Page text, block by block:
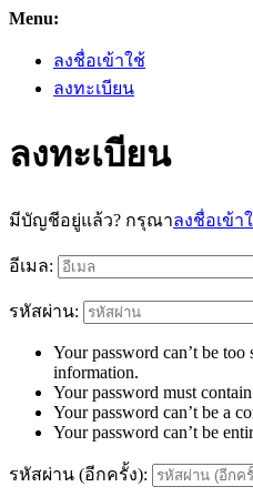
Menu:
ลงชื่อเข้าใช้
ลงทะเบียน
ลงทะเบียน
มีบัญชีอยู่แล้ว? กรุณาลงชื่อเข้า
อีเมล:
รหัสผ่าน:
Your password can’t be
information.
Your password must
Your password can’t be a
Your password can’t be
รหัสผ่าน (อีกครั้ง):